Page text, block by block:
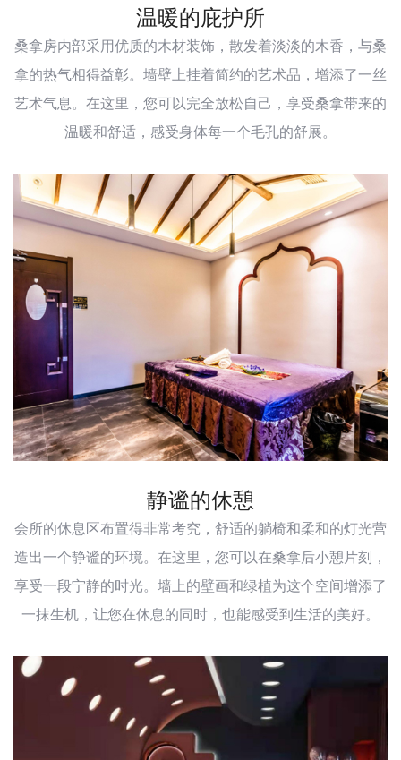
温暖的庇护所
桑拿房内部采用优质的木材装饰，散发着淡淡的木香，与桑
拿的热气相得益彰。墙壁上挂着简约的艺术品，增添了一丝
艺术气息。在这里，您可以完全放松自己，享受桑拿带来的
温暖和舒适，感受身体每一个毛孔的舒展。
静谧的休憩
会所的休息区布置得非常考究，舒适的躺椅和柔和的灯光营
造出一个静谧的环境。在这里，您可以在桑拿后小憩片刻，
享受一段宁静的时光。墙上的壁画和绿植为这个空间增添了
一抹生机，让您在休息的同时，也能感受到生活的美好。